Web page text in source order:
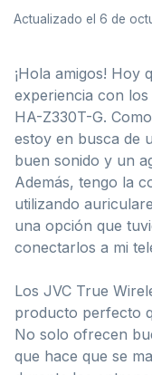
Actualizado el 6 de
¡Hola amigos! Hoy
experiencia con
HA-Z330T-G.
estoy en busca de
buen sonido y un
Además, tengo la
utilizando
una opción que
conectarlos a mi
Los JVC True
producto perfecto
No solo ofrecen
que hace que se